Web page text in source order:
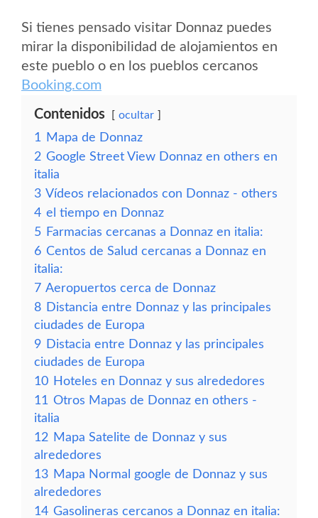
Si tienes pensado visitar Donnaz puedes
mirar la disponibilidad de alojamientos en
este pueblo o en los pueblos cercanos
Booking.com
Contenidos ocultar
1
Mapa de Donnaz
2 Google Street View Donnaz en others en
italia
3 Vídeos relacionados con Donnaz - others
4 el tiempo en Donnaz
5 Farmacias cercanas a Donnaz en italia:
6 Centos de Salud cercanas a Donnaz en
italia:
7 Aeropuertos cerca de Donnaz
8 Distancia entre Donnaz y las principales
ciudades de Europa
9 Distacia entre Donnaz y las principales
ciudades de Europa
10 Hoteles en Donnaz y sus alrededores
11 Otros Mapas de Donnaz en others -
italia
12 Mapa Satelite de Donnaz y sus
alrededores
13 Mapa Normal google de Donnaz y sus
alrededores
14 Gasolineras cercanos a Donnaz en italia: